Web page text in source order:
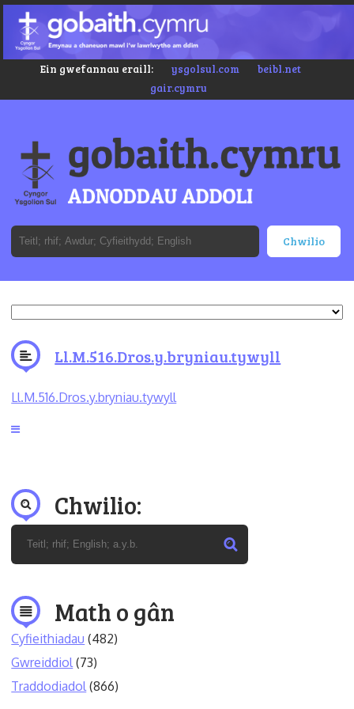
Ein gwefannau eraill: ysgolsul.com
beibl.net
gair.cymru
Ll.M.516.Dros.y.bryniau.tywyll
Ll.M.516.Dros.y.bryniau.tywyll
Chwilio:
Math o gân
Cyfieithiadau (482)
Gwreiddiol (73)
Traddodiadol (866)